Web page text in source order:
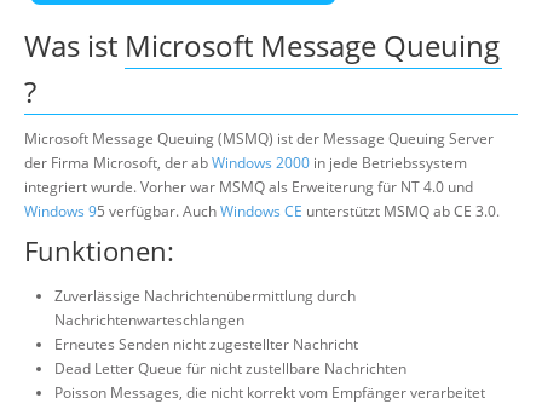
Was ist Microsoft Message Queuing
?
Microsoft Message Queuing (MSMQ) ist der Message Queuing Server
der Firma Microsoft, der abWindows 2000 in jede Betriebssystem
integriert wurde. Vorher war MSMQ als Erweiterung für NT 4.0 und
Windows 95 verfügbar. AuchWindows CE unterstützt MSMQ ab CE 3.0.
Funktionen:
Zuverlässige Nachrichtenübermittlung durch
Nachrichtenwarteschlangen
Erneutes Senden nicht zugestellter Nachricht
Dead Letter Queue für nicht zustellbare Nachrichten
Poisson Messages, die nicht korrekt vom Empfänger verarbeitet